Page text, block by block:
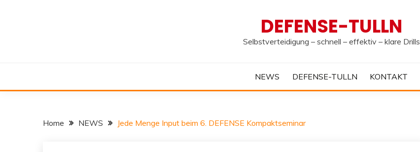
DEFENSE-TULLN
Selbstverteidigung – schnell – effektiv – klare Drills
NEWS DEFENSE-TULLN KONTAKT
Home NEWS Jede Menge Input beim 6. DEFENSE Kompaktseminar